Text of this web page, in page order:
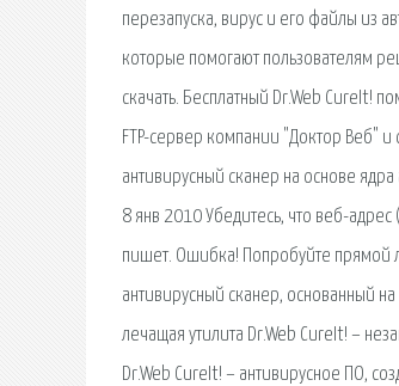
перезапуска, вирус и его файлы из
которые помогают пользователям
скачать. Бесплатный Dr.Web CureIt!
FTP-сервер компании "Доктор Веб"
антивирусный сканер на основе
8 янв 2010 Убедитесь, что веб-адрес
пишет. Ошибка! Попробуйте
антивирусный сканер, основанный
лечащая утилита Dr.Web CureIt! –
Dr.Web CureIt! – антивирусное ПО,